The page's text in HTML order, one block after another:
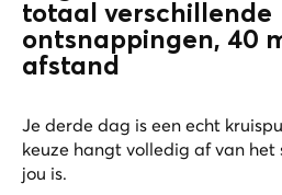
totaal verschillende
ontsnappingen, 40
afstand
Je derde dag is een echt
keuze hangt volledig af van het
jou is.